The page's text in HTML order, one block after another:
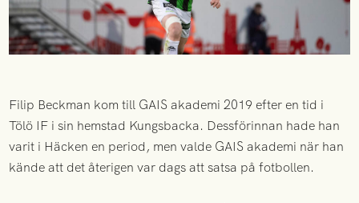
Filip Beckman kom till GAIS akademi 2019 efter en tid i
Tölö IF i sin hemstad Kungsbacka. Dessförinnan hade han
varit i Häcken en period, men valde GAIS akademi när han
kände att det återigen var dags att satsa på fotbollen.